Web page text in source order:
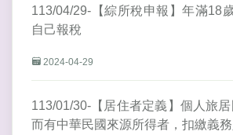
113/04/29-【綜所稅申報】年滿18
自己報稅
2024-04-29
113/01/30-【居住者定義】個人旅
而有中華民國來源所得者，扣繳義